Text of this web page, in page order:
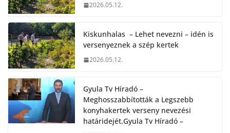
2026.05.12.
Kiskunhalas – Lehet nevezni – idén is
versenyeznek a szép kertek
2026.05.12.
Gyula Tv Híradó –
Meghosszabbították a Legszebb
konyhakertek verseny nevezési
határidejét.Gyula Tv Híradó –